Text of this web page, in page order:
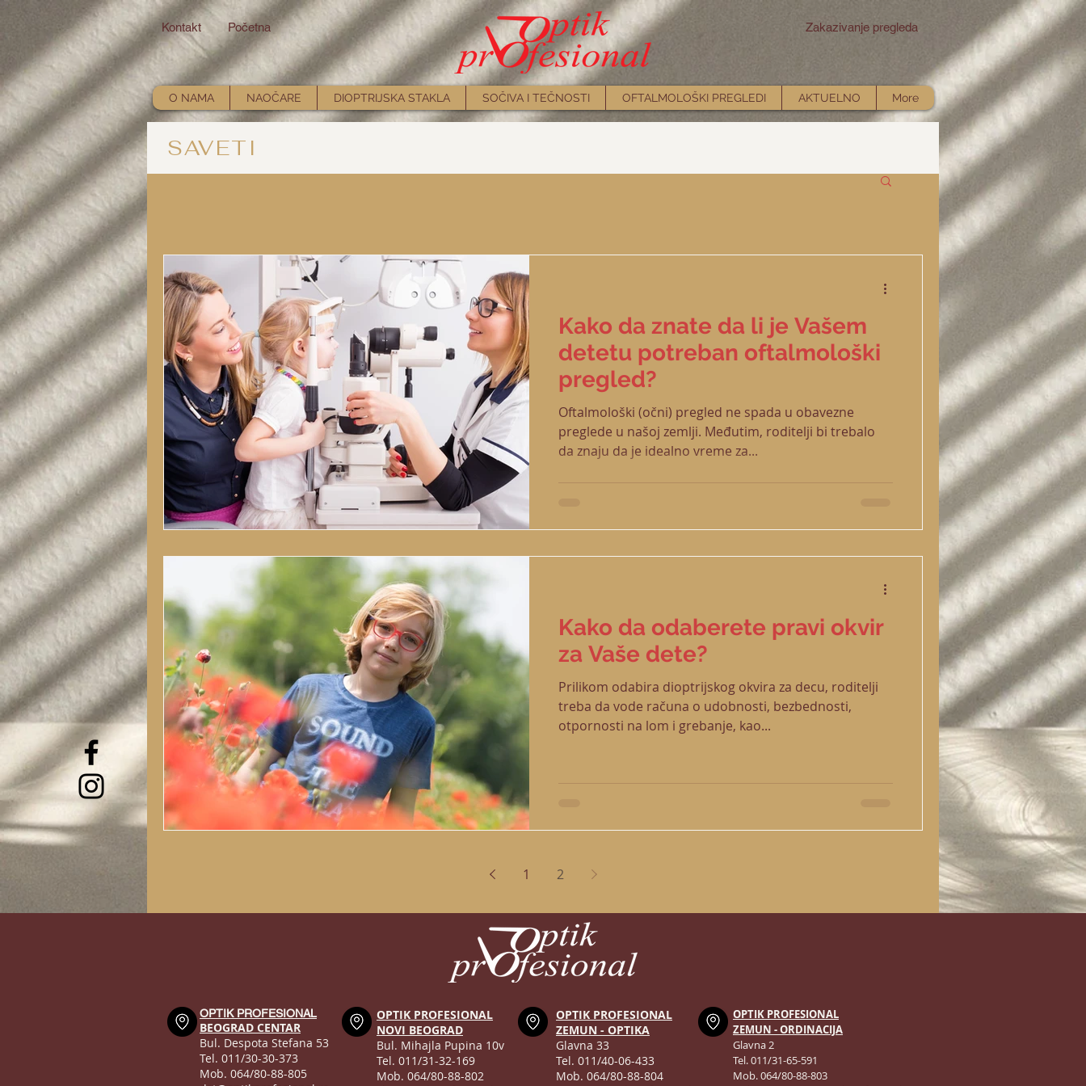
Kontakt Početna Zakazivanje pregleda
O NAMA NAOČARE DIOPTRIJSKA STAKLA SOČIVA I TEČNOSTI OFTALMOLOŠKI PREGLEDI AKTUELNO More
SAVETI
Kako da znate da li je Vašem
detetu potreban oftalmološki
pregled?
Oftalmološki (očni) pregled ne spada u obavezne
preglede u našoj zemlji. Međutim, roditelji bi trebalo
da znaju da je idealno vreme za...
Kako da odaberete pravi okvir
za Vaše dete?
Prilikom odabira dioptrijskog okvira za decu, roditelji
treba da vode računa o udobnosti, bezbednosti,
otpornosti na lom i grebanje, kao...
1 2
OPTIK PROFESIONAL
BEOGRAD CENTAR
Bul. Despota Stefana 53
Tel. 011/30-30-373
Mob. 064/80-88-805
OPTIK PROFESIONAL
NOVI BEOGRAD
Bul. Mihajla Pupina 10v
Tel. 011/31-32-169
Mob. 064/80-88-802
OPTIK PROFESIONAL
ZEMUN - OPTIKA
Glavna 33
Tel. 011/40-06-433
Mob. 064/80-88-804
OPTIK PROFESIONAL
ZEMUN - ORDINACIJA
Glavna 2
Tel. 011/31-65-591
Mob. 064/80-88-803